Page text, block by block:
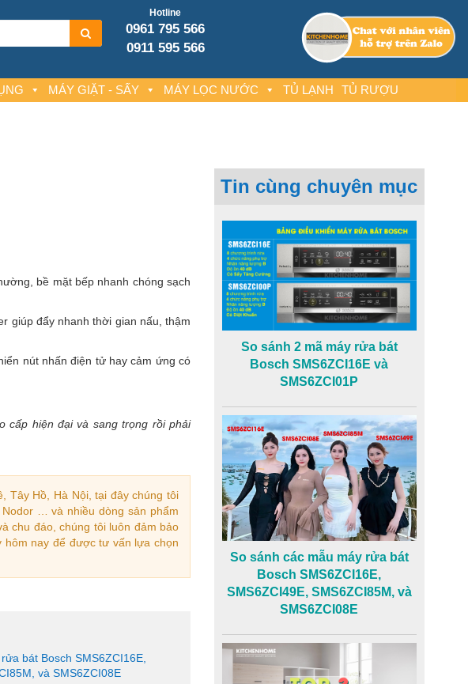
Hotline
0961 795 566
0911 595 566
MÁY GIẶT - SẤY MÁY LỌC NƯỚC TỦ LẠNH TỦ RƯỢU
bề mặt bếp nhanh chóng sạch
giúp đẩy nhanh thời gian nấu, thậm
nút nhấn điện tử hay cảm ứng có
cấp hiện đại và sang trọng rồi phải
Tây Hồ, Hà Nội, tại đây chúng tôi
… và nhiều dòng sản phẩm
chu đáo, chúng tôi luôn đảm bảo
hôm nay để được tư vấn lựa chọn
bát Bosch SMS6ZCI16E,
và SMS6ZCI08E
Tin cùng chuyên mục
So sánh 2 mã máy rửa bát
Bosch SMS6ZCI16E và
SMS6ZCI01P
So sánh các mẫu máy rửa bát
Bosch SMS6ZCI16E,
SMS6ZCI49E, SMS6ZCI85M, và
SMS6ZCI08E